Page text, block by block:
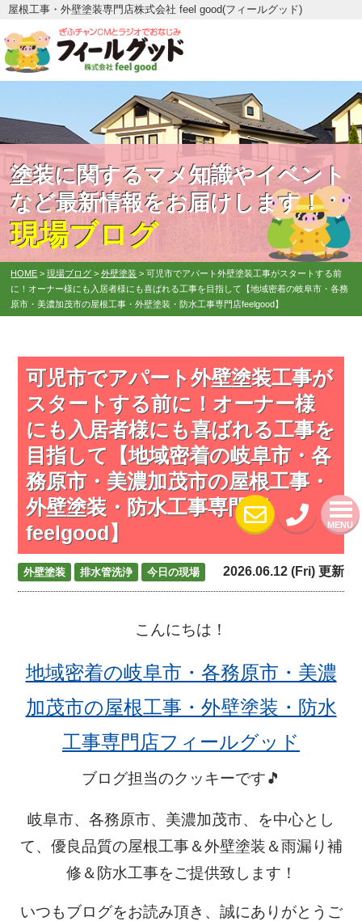
屋根工事・外壁塗装専門店株式会社 feel good(フィールグッド)
MENU
塗装に関するマメ知識やイベント
など最新情報をお届けします！
現場ブログ
HOME >現場ブログ >外壁塗装 >可児市でアパート外壁塗装工事がスタートする前
に！オーナー様にも入居者様にも喜ばれる工事を目指して【地域密着の岐阜市・各務
原市・美濃加茂市の屋根工事・外壁塗装・防水工事専門店feelgood】
可児市でアパート外壁塗装工事が
スタートする前に！オーナー様
にも入居者様にも喜ばれる工事を
目指して【地域密着の岐阜市・各
務原市・美濃加茂市の屋根工事・
外壁塗装・防水工事専門店
feelgood】
外壁塗装 排水管洗浄 今日の現場 2026.06.12 (Fri) 更新
こんにちは！
地域密着の岐阜市・各務原市・美濃
加茂市の屋根工事・外壁塗装・防水
工事専門店フィールグッド
ブログ担当のクッキーです🎵
岐阜市、各務原市、美濃加茂市、を中心とし
て、優良品質の屋根工事＆外壁塗装＆雨漏り補
修＆防水工事をご提供致します！
いつもブログをお読み頂き、誠にありがとうご